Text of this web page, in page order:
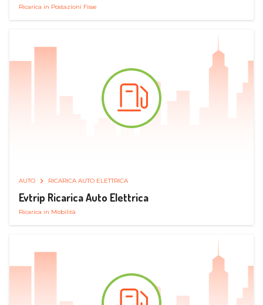
Ricarica in Postazioni Fisse
AUTO RICARICA AUTO ELETTRICA
Evtrip Ricarica Auto Elettrica
Ricarica in Mobilità